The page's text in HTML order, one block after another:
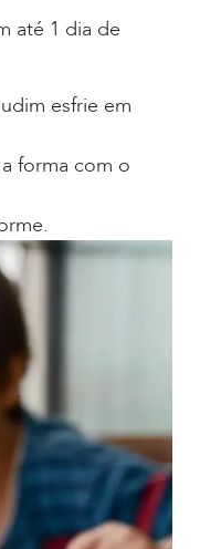
até 1 dia de
esfrie em
forma com o